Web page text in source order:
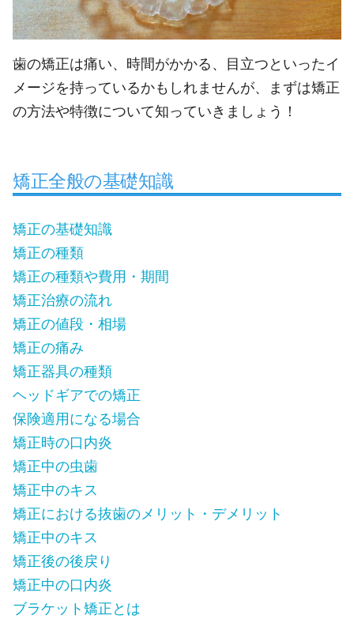
歯の矯正は痛い、時間がかかる、目立つといったイ
メージを持っているかもしれませんが、まずは矯正
の方法や特徴について知っていきましょう！
矯正全般の基礎知識
矯正の基礎知識
矯正の種類
矯正の種類や費用・期間
矯正治療の流れ
矯正の値段・相場
矯正の痛み
矯正器具の種類
ヘッドギアでの矯正
保険適用になる場合
矯正時の口内炎
矯正中の虫歯
矯正中のキス
矯正における抜歯のメリット・デメリット
矯正中のキス
矯正後の後戻り
矯正中の口内炎
ブラケット矯正とは